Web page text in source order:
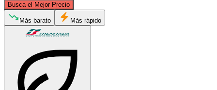
Busca el Mejor Precio
Aalborg
Más barato Más rápido